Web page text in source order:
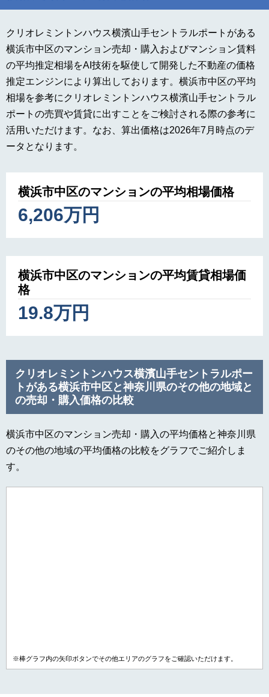
クリオレミントンハウス横濱山手セントラルポートがある
横浜市中区のマンション売却・購入およびマンション賃料
の平均推定相場をAI技術を駆使して開発した不動産の価格
推定エンジンにより算出しております。横浜市中区の平均
相場を参考にクリオレミントンハウス横濱山手セントラル
ポートの売買や賃貸に出すことをご検討される際の参考に
活用いただけます。なお、算出価格は2026年7月時点のデ
ータとなります。
横浜市中区のマンションの平均相場価格
6,206万円
横浜市中区のマンションの平均賃貸相場価
格
19.8万円
クリオレミントンハウス横濱山手セントラルポー
トがある横浜市中区と神奈川県のその他の地域と
の売却・購入価格の比較
横浜市中区のマンション売却・購入の平均価格と神奈川県
のその他の地域の平均価格の比較をグラフでご紹介しま
す。
※棒グラフ内の矢印ボタンでその他エリアのグラフをご確認いただけます。